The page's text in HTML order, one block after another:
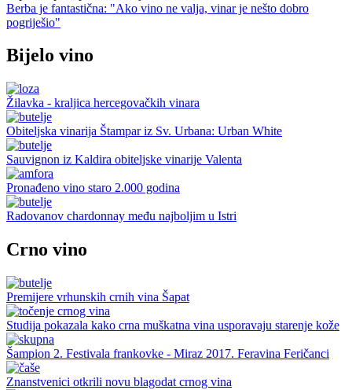
Berba je fantastična: "Ako vino ne valja, vinar je nešto dobro
pogriješio"
Bijelo vino
Žilavka - kraljica hercegovačkih vinara
Obiteljska vinarija Štampar iz Sv. Urbana: Urban White
Sauvignon iz Kaldira obiteljske vinarije Valenta
Pronađeno vino staro 2.000 godina
Radovanov chardonnay među najboljim u Istri
Crno vino
Premijere vrhunskih crnih vina Šapat
Studija pokazala kako crna muškatna vina usporavaju starenje kože
Šampion 2. Festivala frankovke - Miraz 2017. Feravina Feričanci
Znanstvenici otkrili novu blagodat crnog vina